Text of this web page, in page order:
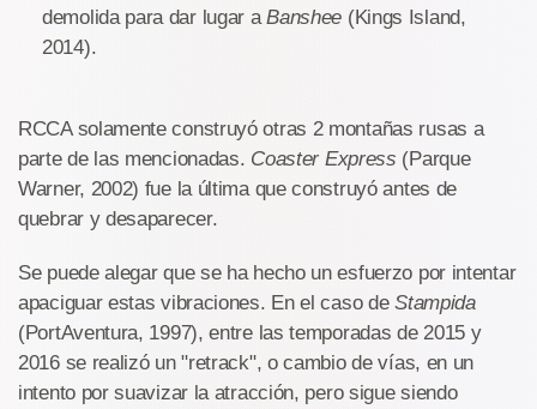
demolida para dar lugar aBanshee (Kings Island,
2014).
RCCA solamente construyó otras 2 montañas rusas a
parte de las mencionadas. Coaster Express (Parque
Warner, 2002) fue la última que construyó antes de
quebrar y desaparecer.
Se puede alegar que se ha hecho un esfuerzo por intentar
apaciguar estas vibraciones. En el caso deStampida
(PortAventura, 1997), entre las temporadas de 2015 y
2016 se realizó un "retrack", o cambio de vías, en un
intento por suavizar la atracción, pero sigue siendo